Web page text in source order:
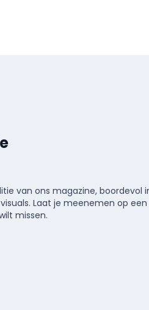
van ons magazine, boordevol
Laat je meenemen op
missen.